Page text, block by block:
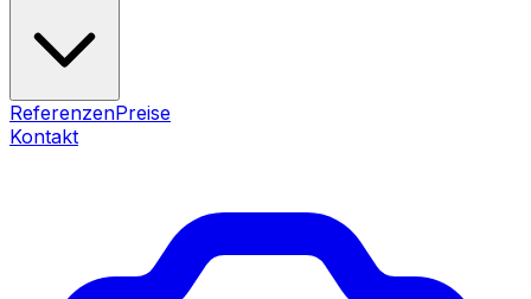
ReferenzenPreise
Kontakt